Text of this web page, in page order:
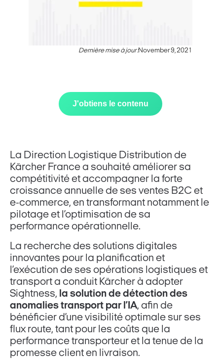
Dernière mise à jour :November 9, 2021
J'obtiens le contenu
La Direction Logistique Distribution de
Kärcher France a souhaité améliorer sa
compétitivité et accompagner la forte
croissance annuelle de ses ventes B2C et
e-commerce, en transformant notamment le
pilotage et l’optimisation de sa
performance opérationnelle.
La recherche des solutions digitales
innovantes pour la planification et
l’exécution de ses opérations logistiques et
transport a conduit Kärcher à adopter
Sightness, la solution de détection des
anomalies transport par l’IA, afin de
bénéficier d’une visibilité optimale sur ses
flux route, tant pour les coûts que la
performance transporteur et la tenue de la
promesse client en livraison.